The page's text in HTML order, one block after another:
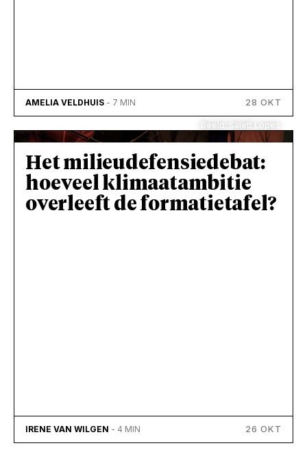
AMELIA VELDHUIS - 7 MIN 28 OKT
Beeld: Salett Lopes
Het milieudefensiedebat:
hoeveel klimaatambitie
overleeft de formatietafel?
IRENE VAN WILGEN - 4 MIN 26 OKT